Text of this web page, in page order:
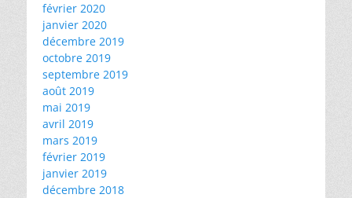
février 2020
janvier 2020
décembre 2019
octobre 2019
septembre 2019
août 2019
mai 2019
avril 2019
mars 2019
février 2019
janvier 2019
décembre 2018